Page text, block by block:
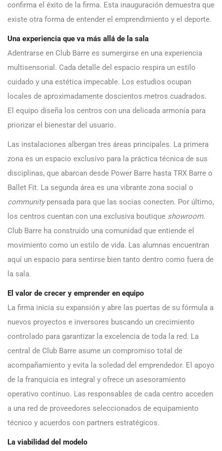
confirma el éxito de la firma. Esta inauguración demuestra que
existe otra forma de entender el emprendimiento y el deporte.
Una experiencia que va más allá de la sala
Adentrarse en Club Barre es sumergirse en una experiencia
multisensorial. Cada detalle del espacio respira un estilo
cuidado y una estética impecable. Los estudios ocupan
locales de aproximadamente doscientos metros cuadrados.
El equipo diseña los centros con una delicada armonía para
priorizar el bienestar del usuario.
Las instalaciones albergan tres áreas principales. La primera
zona es un espacio exclusivo para la práctica técnica de sus
disciplinas, que abarcan desde Power Barre hasta TRX Barre o
Ballet Fit. La segunda área es una vibrante zona social o
communitypensada para que las socias conecten. Por último,
los centros cuentan con una exclusiva boutique showroom.
Club Barre ha construido una comunidad que entiende el
movimiento como un estilo de vida. Las alumnas encuentran
aquí un espacio para sentirse bien tanto dentro como fuera de
la sala.
El valor de crecer y emprender en equipo
La firma inicia su expansión y abre las puertas de su fórmula a
nuevos proyectos e inversores buscando un crecimiento
controlado para garantizar la excelencia de toda la red. La
central de Club Barre asume un compromiso total de
acompañamiento y evita la soledad del emprendedor. El apoyo
de la franquicia es integral y ofrece un asesoramiento
operativo continuo. Las responsables de cada centro acceden
a una red de proveedores seleccionados de equipamiento
técnico y acuerdos con partners estratégicos.
La viabilidad del modelo